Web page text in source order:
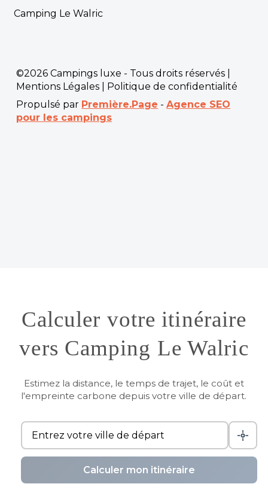
Camping Le Walric
©2026 Campings luxe - Tous droits réservés |
Mentions Légales
Politique de confidentialité
Propulsé par Première.Page -Agence SEO
pour les campings
Calculer votre itinéraire
vers Camping Le Walric
Estimez la distance, le temps de trajet, le coût et
l'empreinte carbone depuis votre ville de départ.
Calculer mon itinéraire